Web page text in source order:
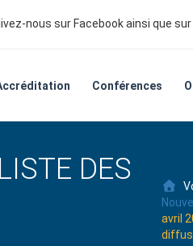
nous sur Facebook ainsi que
Conférences
DES
avril